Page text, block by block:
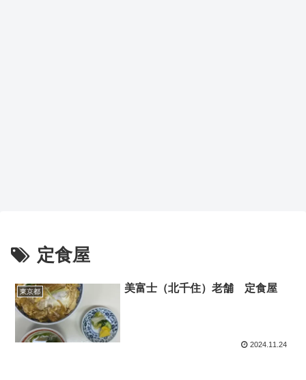
定食屋
東京都 美富士（北千住）老舗 定食屋
2024.11.24